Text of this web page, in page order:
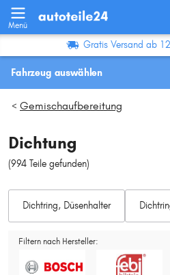
Menü
Gratis Versand ab
Fahrzeug auswählen
Wo finde ich die?
Oder
> Gemischaufbereitung
Dichtung
(994 Teile gefunden)
Dichtring, Düsenhalter
Filtern nach Hersteller: